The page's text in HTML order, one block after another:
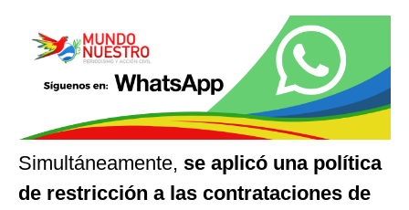
Simultáneamente, se aplicó una política
de restricción a las contrataciones de